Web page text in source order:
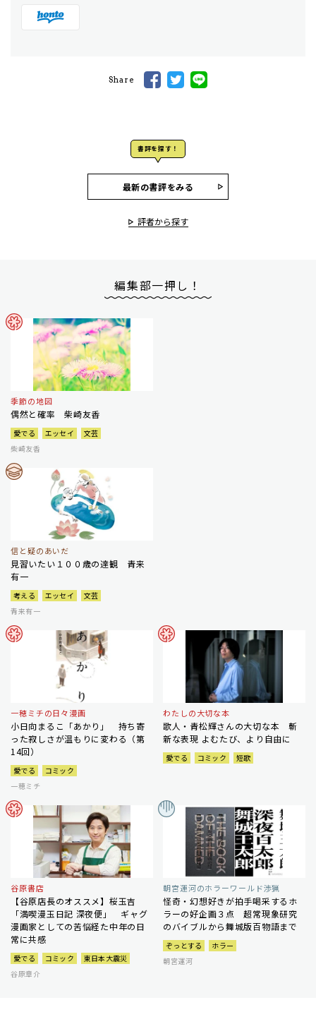
Share
書評を探す！
最新の書評をみる
評者から探す
編集部一押し！
季節の地図
偶然と確率 柴崎友香
愛でる エッセイ
文芸
柴崎友香
信と疑のあいだ
見習いたい１００歳の達観 青来
有一
考える エッセイ
文芸
青来有一
一穂ミチの日々漫画
小日向まるこ「あかり」 持ち寄
った寂しさが温もりに変わる（第
14回）
愛でる
コミック
一穂ミチ
わたしの大切な本
歌人・青松輝さんの大切な本 斬
新な表現 よむたび、より自由に
愛でる コミック 短歌
谷原書店
【谷原店長のオススメ】桜玉吉
「満喫漫玉日記 深夜便」 ギャグ
漫画家としての苦悩経た中年の日
常に共感
愛でる コミック
東日本大震災
谷原章介
朝宮運河のホラーワールド渉猟
怪奇・幻想好きが拍手喝采するホ
ラーの好企画３点 超常現象研究
のバイブルから舞城版百物語まで
ぞっとする
ホラー
朝宮運河